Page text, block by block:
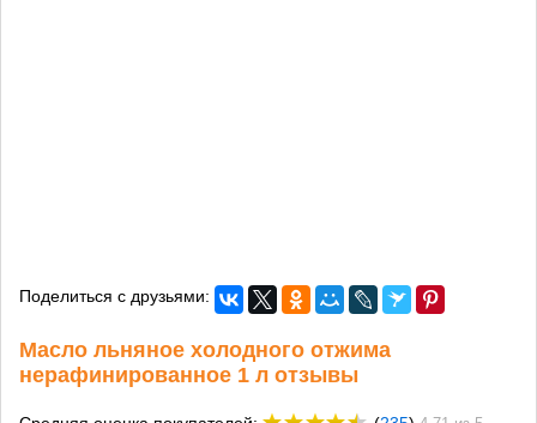
Поделиться с друзьями:
Масло льняное холодного отжима
нерафинированное 1 л отзывы